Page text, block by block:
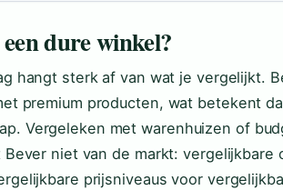
dure winkel?
hangt sterk af van wat je vergelijkt.
premium producten, wat betekent
Vergeleken met warenhuizen of
niet van de markt: vergelijkbare
prijsniveaus voor